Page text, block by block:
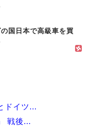
国日本で高級車を買
ドイツ...
戦後...